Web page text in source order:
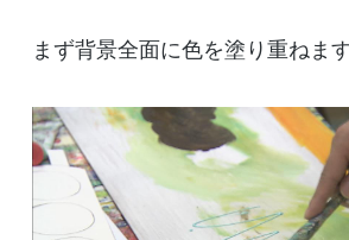
まず背景全面に色を塗り重ねます